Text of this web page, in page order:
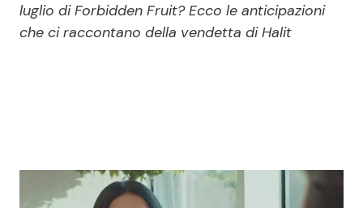
Politica Reality e Talent
News Cinema News dal mondo
luglio di Forbidden Fruit? Ecco le anticipazioni
che ci raccontano della vendetta di Halit